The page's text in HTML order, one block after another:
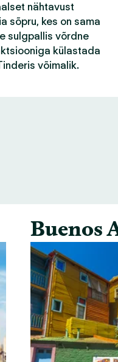
nähtavust
sõpru, kes on sama
sulgpallis võrdne
külastada
võimalik.
Buenos